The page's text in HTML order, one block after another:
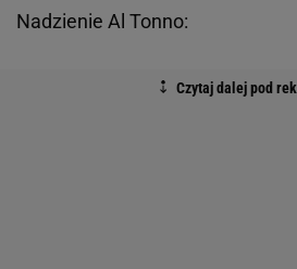
Nadzienie Al Tonno: